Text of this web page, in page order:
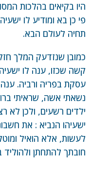
היו בקיאים בהלכות
פי כן בא ומודיע לו
תחיה לעולם הבא.
כמובן שנזדעק המלך
קשה שכזו, ענה לו
עסקת בפריה ורביה.
נשאתי אשה, שראיתי
ילדים רשעים, ולכן לא
ישעיהו הנביא : את
לעשות, אלא הואיל
חובתך להתחתן ולהוליד